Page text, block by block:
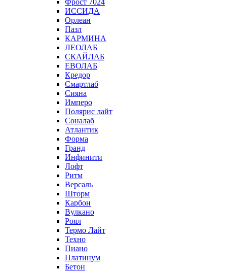
Фрост 7024
ИССИДА
Орлеан
Пазл
КАРМИНА
ЛЕОЛАБ
СКАЙЛАБ
ЕВОЛАБ
Кредор
Смартлаб
Сияна
Имперо
Полярис лайт
Соналаб
Атлантик
Форма
Гранд
Инфинити
Лофт
Ритм
Версаль
Шторм
Карбон
Вулкано
Роял
Термо Лайт
Техно
Пиано
Платинум
Бетон